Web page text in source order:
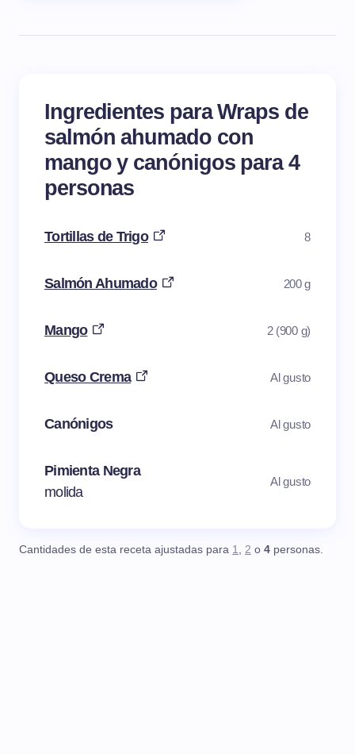
Ingredientes para Wraps de
salmón ahumado con
mango y canónigos para 4
personas
Tortillas de Trigo 8
Salmón Ahumado 200 g
Mango 2 (900 g)
Queso Crema Al gusto
Canónigos Al gusto
Pimienta Negra
molida
Al gusto
Cantidades de esta receta ajustadas para 1, 2 o 4 personas.